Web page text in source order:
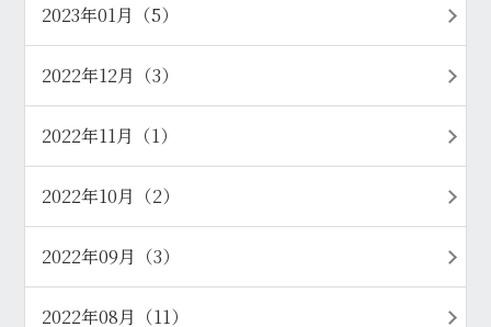
2023年01月（5）
2022年12月（3）
2022年11月（1）
2022年10月（2）
2022年09月（3）
2022年08月（11）